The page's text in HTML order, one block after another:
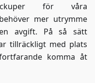
för våra
mer utrymme
avgift. På så sätt
tillräckligt med plats
komma åt